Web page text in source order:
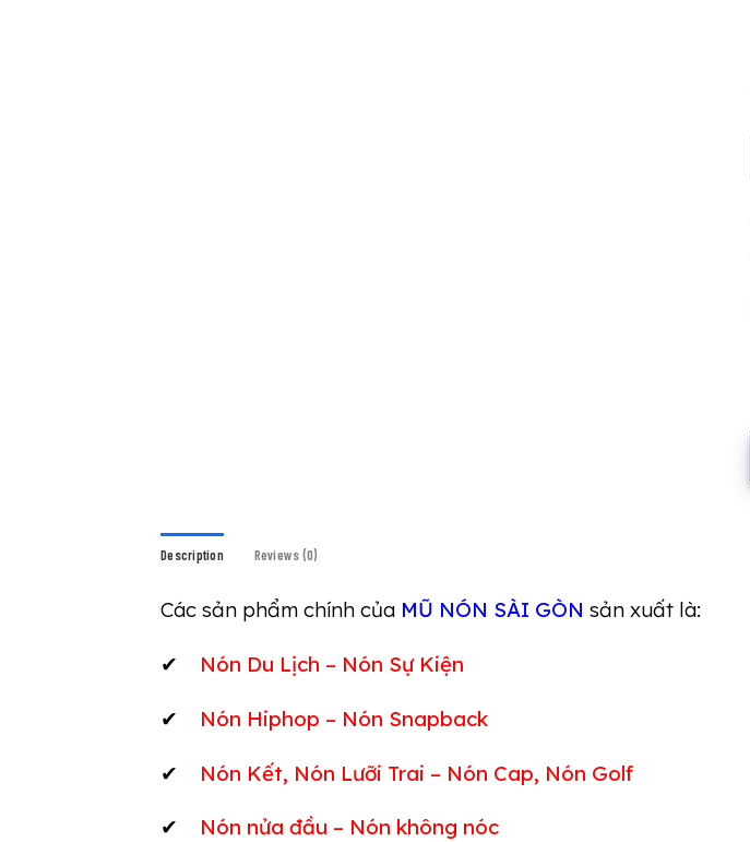
Description Reviews (0)
Các sản phẩm chính của MŨ NÓN SÀI GÒN sản xuất là:
✔ Nón Du Lịch – Nón Sự Kiện
✔ Nón Hiphop – Nón Snapback
✔ Nón Kết, Nón Lưỡi Trai – Nón Cap, Nón Golf
✔ Nón nửa đầu – Nón không nóc